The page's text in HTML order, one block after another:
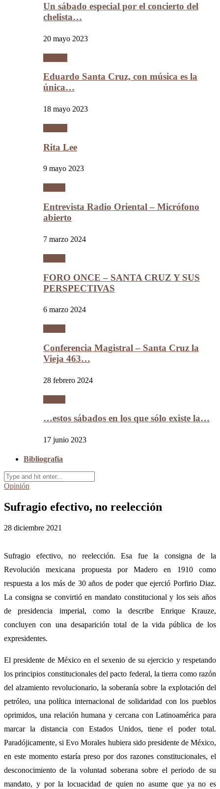
Un sábado especial por el concierto del
chelista…
20 mayo 2023
Eduardo Santa Cruz, con música es la
única…
18 mayo 2023
Rita Lee
9 mayo 2023
Entrevista Radio Oriental – Micrófono
abierto
7 marzo 2024
FORO ONCE – SANTA CRUZ Y SUS
PERSPECTIVAS
6 marzo 2024
Conferencia Magistral – Santa Cruz la
Vieja 463…
28 febrero 2024
…estos sábados en los que sólo existe la…
17 junio 2023
Bibliografía
Opinión
Sufragio efectivo, no reelección
28 diciembre 2021
Sufragio efectivo, no reelección. Esa fue la consigna de la
Revolución mexicana propuesta por Madero en 1910 como
respuesta a los más de 30 años de poder que ejerció Porfirio Diaz.
La consigna se convirtió en mandato constitucional y los seis años
de presidencia imperial, como la describe Enrique Krauze,
concluyen con una desaparición total de la vida pública de los
expresidentes.
El presidente de México en el sexenio de su ejercicio y respetando
los principios constitucionales del pacto federal, la tierra como razón
del alzamiento revolucionario, la soberanía sobre la explotación del
petróleo, una política internacional de solidaridad con los pueblos
oprimidos, una relación humana y cercana con Latinoamérica para
marcar la distancia con Estados Unidos, tiene el poder total.
Paradójicamente, si Evo Morales hubiera sido presidente de México,
en este momento estaría preso por dos razones constitucionales, el
desconocimiento de la voluntad soberana sobre el periodo de su
mandato, y por la locuacidad de quien no asume que ya no es